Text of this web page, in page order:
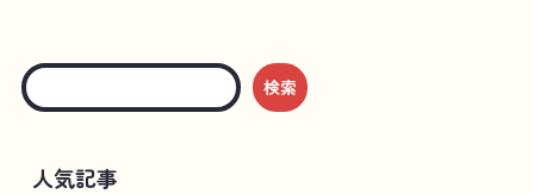
検索
人気記事